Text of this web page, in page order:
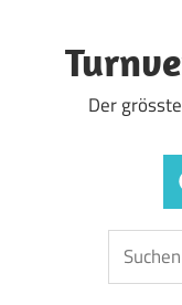
Inhalt
springen
Der
Suchen
nach: